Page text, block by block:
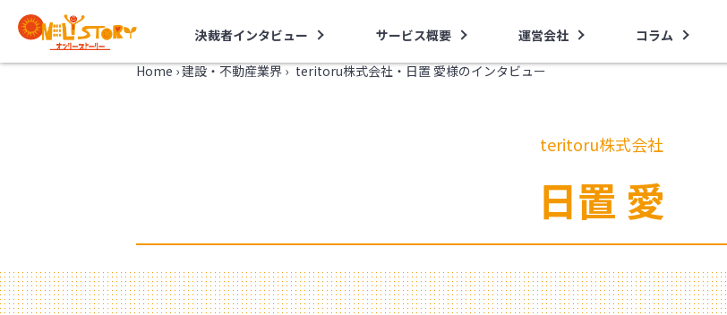
決裁者インタビュー サービス概要 運営会社 コラム
Home ›建設・不動産業界 › teritoru株式会社・日置 愛様のインタビュー
teritoru株式会社
日置 愛